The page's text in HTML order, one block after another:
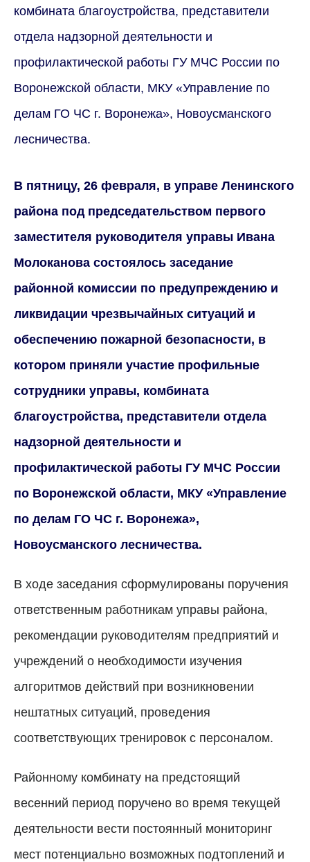
комбината благоустройства, представители
отдела надзорной деятельности и
профилактической работы ГУ МЧС России по
Воронежской области, МКУ «Управление по
делам ГО ЧС г. Воронежа», Новоусманского
лесничества.
В пятницу, 26 февраля, в управе Ленинского
района под председательством первого
заместителя руководителя управы Ивана
Молоканова состоялось заседание
районной комиссии по предупреждению и
ликвидации чрезвычайных ситуаций и
обеспечению пожарной безопасности, в
котором приняли участие профильные
сотрудники управы, комбината
благоустройства, представители отдела
надзорной деятельности и
профилактической работы ГУ МЧС России
по Воронежской области, МКУ «Управление
по делам ГО ЧС г. Воронежа»,
Новоусманского лесничества.
В ходе заседания сформулированы поручения
ответственным работникам управы района,
рекомендации руководителям предприятий и
учреждений о необходимости изучения
алгоритмов действий при возникновении
нештатных ситуаций, проведения
соответствующих тренировок с персоналом.
Районному комбинату на предстоящий
весенний период поручено во время текущей
деятельности вести постоянный мониторинг
мест потенциально возможных подтоплений и